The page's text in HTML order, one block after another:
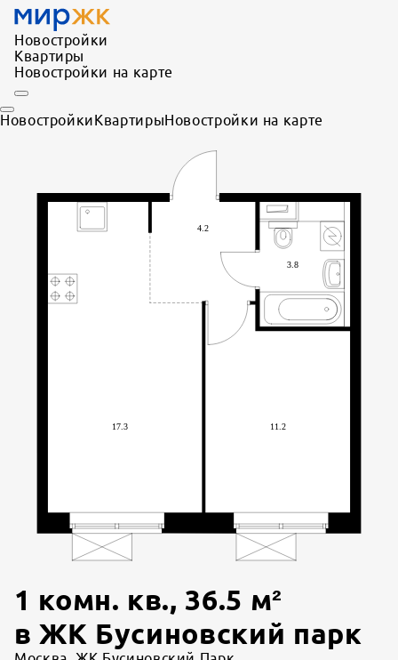
Новостройки
Квартиры
Новостройки на карте
НовостройкиКвартирыНовостройки на карте
1 комн. кв., 36.5 м²
вЖК Бусиновский парк